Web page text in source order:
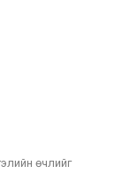
өчлийг